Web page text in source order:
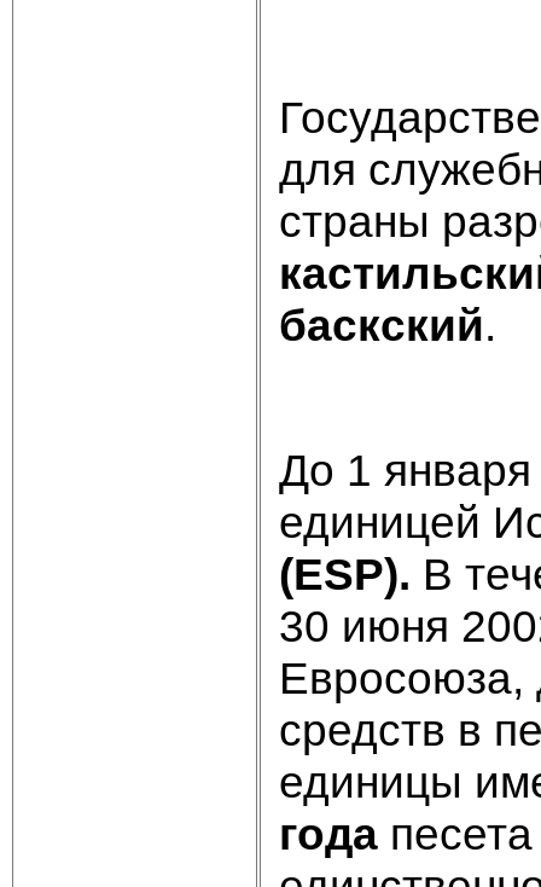
для
страны
баскский.
До 1
единицей
(ESP). В
30 июня
средств в
единицы
года